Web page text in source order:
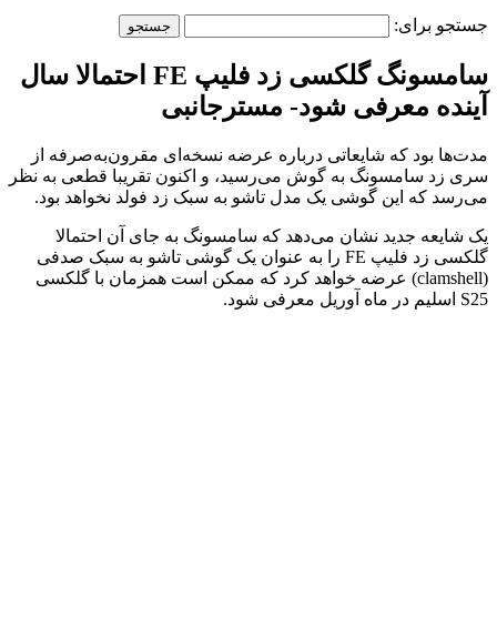
جستجو برای:
سامسونگ گلکسی زد فلیپ FE احتمالا سال
آینده معرفی شود- مسترجانبی
مدت‌ها بود که شایعاتی درباره عرضه نسخه‌ای مقرون‌به‌صرفه‌ از
سری زد سامسونگ به گوش می‌رسید، و اکنون تقریبا قطعی به نظر
می‌رسد که این گوشی یک مدل تاشو به سبک زد فولد نخواهد بود.
یک شایعه جدید نشان می‌دهد که سامسونگ به جای آن احتمالا
گلکسی زد فلیپ FE را به عنوان یک گوشی تاشو به سبک صدفی
(clamshell) عرضه خواهد کرد که ممکن است همزمان با گلکسی
S25 اسلیم در ماه آوریل معرفی شود.